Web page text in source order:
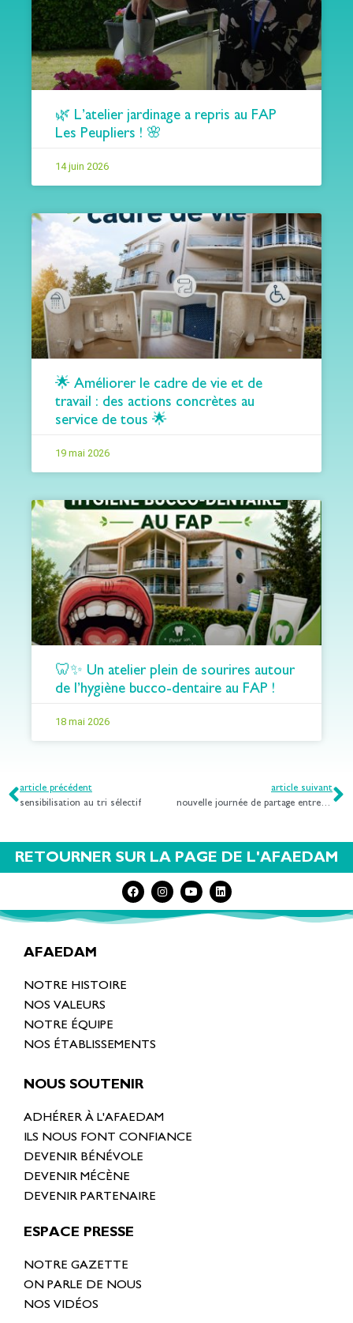
🌿 L’atelier jardinage a repris au FAP
Les Peupliers ! 🌸
14 juin 2026
🌟 Améliorer le cadre de vie et de
travail : des actions concrètes au
service de tous 🌟
19 mai 2026
🦷✨ Un atelier plein de sourires autour
de l’hygiène bucco-dentaire au FAP !
18 mai 2026
article précédent
sensibilisation au tri sélectif
article suivant
nouvelle journée de partage entre le fap les peupliers et le domaine de belletanche
RETOURNER SUR LA PAGE DE L'AFAEDAM
AFAEDAM
NOTRE HISTOIRE
NOS VALEURS
NOTRE ÉQUIPE
NOS ÉTABLISSEMENTS
NOUS SOUTENIR
ADHÉRER À L'AFAEDAM
ILS NOUS FONT CONFIANCE
DEVENIR BÉNÉVOLE
DEVENIR MÉCÈNE
DEVENIR PARTENAIRE
ESPACE PRESSE
NOTRE GAZETTE
ON PARLE DE NOUS
NOS VIDÉOS